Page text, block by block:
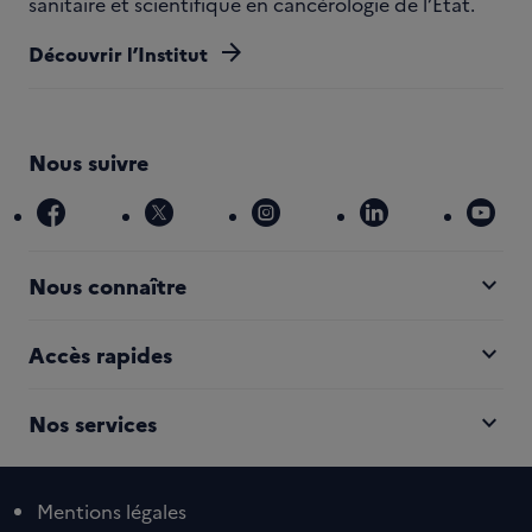
Découvrir l’Institut arrow_forward
Nous suivre
facebook x instagram linkedin
Nous connaître expand_more
Accès rapides expand_more
Nos services expand_more
Mentions légales